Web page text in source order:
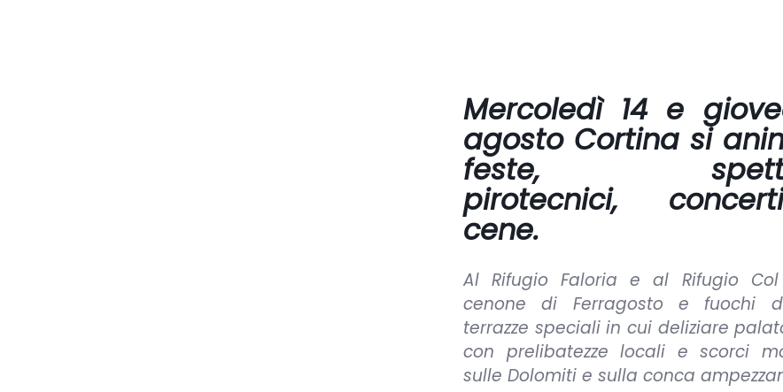
Mercoledì 14 e
agosto Cortina si
feste,
pirotecnici,
cene.
Al Rifugio Faloria e al Rifugio Col
cenone di Ferragosto e fuochi
terrazze speciali in cui deliziare
con prelibatezze locali e scorci
sulle Dolomiti e sulla conca